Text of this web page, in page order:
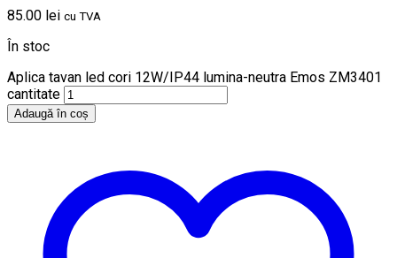
85.00 lei cu TVA
În stoc
Aplica tavan led cori 12W/IP44 lumina-neutra Emos ZM3401
cantitate
Adaugă în coș